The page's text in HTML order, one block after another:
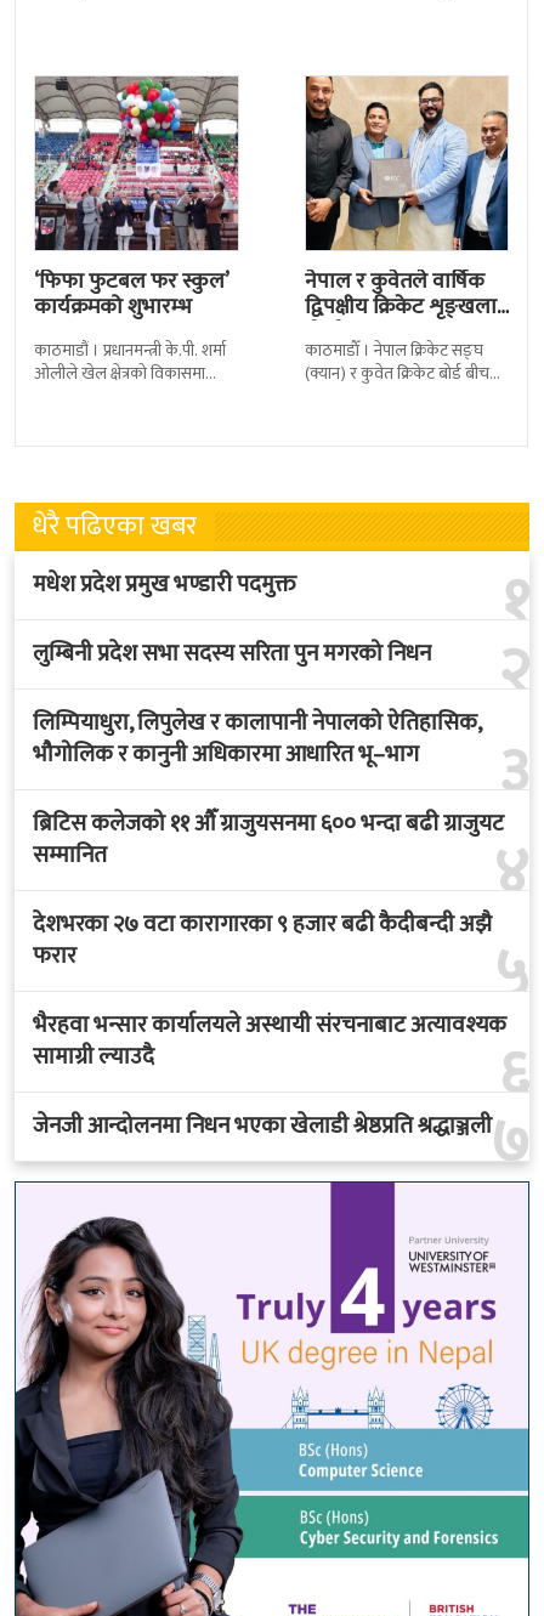
‘फिफा फुटबल फर स्कुल’
कार्यक्रमको शुभारम्भ
काठमाडौं । प्रधानमन्त्री के.पी. शर्मा
ओलीले खेल क्षेत्रको विकासमा
फुटबल संघ
नेपाल र कुवेतले वार्षिक
द्विपक्षीय क्रिकेट शृङ्खला
खेल्ने
काठमाडाैँ । नेपाल क्रिकेट सङ्घ
(क्यान) र कुवेत क्रिकेट बोर्ड बीच
भएकाे
धेरै पढिएका खबर
१
मधेश प्रदेश प्रमुख भण्डारी पदमुक्त
२
लुम्बिनी प्रदेश सभा सदस्य सरिता पुन मगरको निधन
३
लिम्पियाधुरा, लिपुलेख र कालापानी नेपालको ऐतिहासिक,
भौगोलिक र कानुनी अधिकारमा आधारित भू–भाग
४
ब्रिटिस कलेजको ११ औँ ग्राजुयसनमा ६०० भन्दा बढी ग्राजुयट
सम्मानित
५
देशभरका २७ वटा कारागारका ९ हजार बढी कैदीबन्दी अझै
फरार
६
भैरहवा भन्सार कार्यालयले अस्थायी संरचनाबाट अत्यावश्यक
सामाग्री ल्याउदै
७
जेनजी आन्दोलनमा निधन भएका खेलाडी श्रेष्ठप्रति श्रद्धाञ्जली